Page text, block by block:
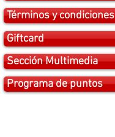
Términos y condiciones
Giftcard
Sección Multimedia
Programa de puntos